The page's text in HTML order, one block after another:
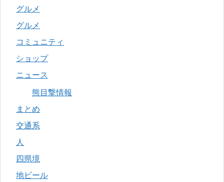
グルメ
グルメ
コミュニティ
ショップ
ニュース
熊目撃情報
まとめ
交通系
人
四県境
地ビール